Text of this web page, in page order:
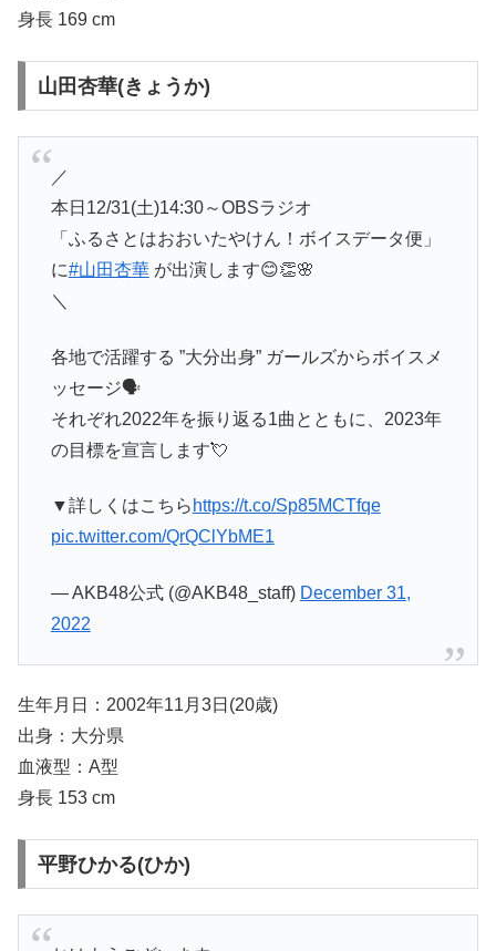
身長 169 cm
山田杏華(きょうか)
／
本日12/31(土)14:30～OBSラジオ
「ふるさとはおおいたやけん！ボイスデータ便」
に#山田杏華が出演します😊👏🌸
＼
各地で活躍する ”大分出身” ガールズからボイスメ
ッセージ🗣
それぞれ2022年を振り返る1曲とともに、2023年
の目標を宣言します💘
▼詳しくはこちら https://t.co/Sp85MCTfqe
pic.twitter.com/QrQClYbME1
— AKB48公式 (@AKB48_staff) December 31,
2022
生年月日：2002年11月3日(20歳)
出身：大分県
血液型：A型
身長 153 cm
平野ひかる(ひか)